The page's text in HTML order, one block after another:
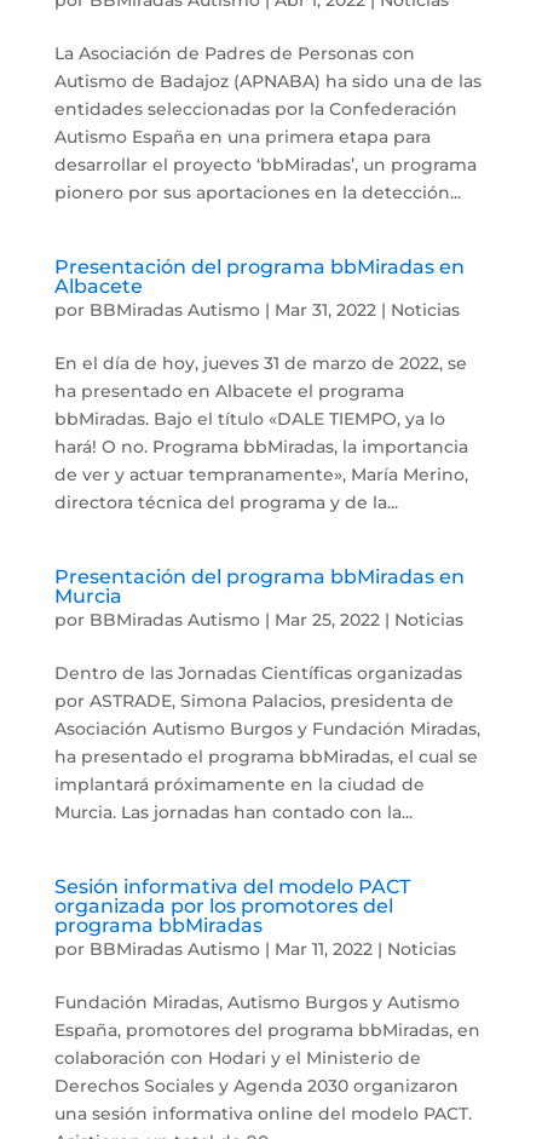
La Asociación de Padres de Personas con
Autismo de Badajoz (APNABA) ha sido una de las
entidades seleccionadas por la Confederación
Autismo España en una primera etapa para
desarrollar el proyecto ‘bbMiradas’, un programa
pionero por sus aportaciones en la detección...
Presentación del programa bbMiradas en
Albacete
por BBMiradas Autismo| Mar 31, 2022| Noticias
En el día de hoy, jueves 31 de marzo de 2022, se
ha presentado en Albacete el programa
bbMiradas. Bajo el título «DALE TIEMPO, ya lo
hará! O no. Programa bbMiradas, la importancia
de ver y actuar tempranamente», María Merino,
directora técnica del programa y de la...
Presentación del programa bbMiradas en
Murcia
por BBMiradas Autismo| Mar 25, 2022| Noticias
Dentro de las Jornadas Científicas organizadas
por ASTRADE, Simona Palacios, presidenta de
Asociación Autismo Burgos y Fundación Miradas,
ha presentado el programa bbMiradas, el cual se
implantará próximamente en la ciudad de
Murcia. Las jornadas han contado con la...
Sesión informativa del modelo PACT
organizada por los promotores del
programa bbMiradas
por BBMiradas Autismo| Mar 11, 2022| Noticias
Fundación Miradas, Autismo Burgos y Autismo
España, promotores del programa bbMiradas, en
colaboración con Hodari y el Ministerio de
Derechos Sociales y Agenda 2030 organizaron
una sesión informativa online del modelo PACT.